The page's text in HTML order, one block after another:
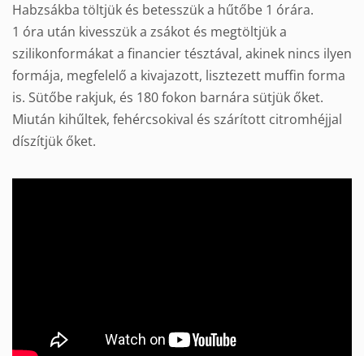
Habzsákba töltjük és betesszük a hűtőbe 1 órára.
1 óra után kivesszük a zsákot és megtöltjük a
szilikonformákat a financier tésztával, akinek nincs ilyen
formája, megfelelő a kivajazott, lisztezett muffin forma
is. Sütőbe rakjuk, és 180 fokon barnára sütjük őket.
Miután kihűltek, fehércsokival és szárított citromhéjjal
díszítjük őket.